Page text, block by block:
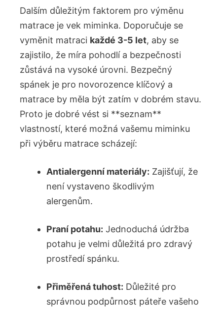
Dalším důležitým faktorem pro výměnu
matrace je‌ vek miminka.‍ Doporučuje se
vyměnit matraci každé 3-5 let, aby ⁣se
zajistilo, že ‌míra pohodlí a bezpečnosti
zůstává na vysoké úrovni. Bezpečný
spánek je pro novorozence ‌klíčový a
matrace by měla být zatím v dobrém stavu.
Proto je dobré vést si **seznam**
vlastností, které možná vašemu miminku
při výběru matrace scházejí:⁢
Antialergenní materiály: Zajišťují, že
není vystaveno škodlivým⁤
alergenům.
Praní potahu: Jednoduchá údržba‌
potahu je​ velmi důležitá pro zdravý
prostředí spánku.
Přiměřená tuhost: Důležité pro
⁣správnou podpůrnost ‍páteře vašeho